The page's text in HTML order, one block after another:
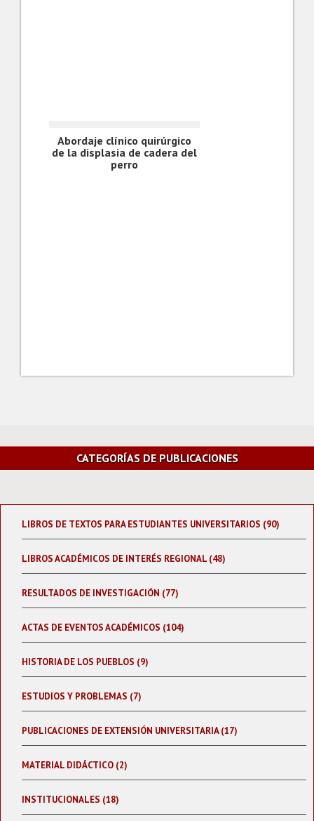
Abordaje clínico quirúrgico
de la displasia de cadera del
perro
CATEGORÍAS DE PUBLICACIONES
LIBROS DE TEXTOS PARA ESTUDIANTES UNIVERSITARIOS (90)
LIBROS ACADÉMICOS DE INTERÉS REGIONAL (48)
RESULTADOS DE INVESTIGACIÓN (77)
ACTAS DE EVENTOS ACADÉMICOS (104)
HISTORIA DE LOS PUEBLOS (9)
ESTUDIOS Y PROBLEMAS (7)
PUBLICACIONES DE EXTENSIÓN UNIVERSITARIA (17)
MATERIAL DIDÁCTICO (2)
INSTITUCIONALES (18)